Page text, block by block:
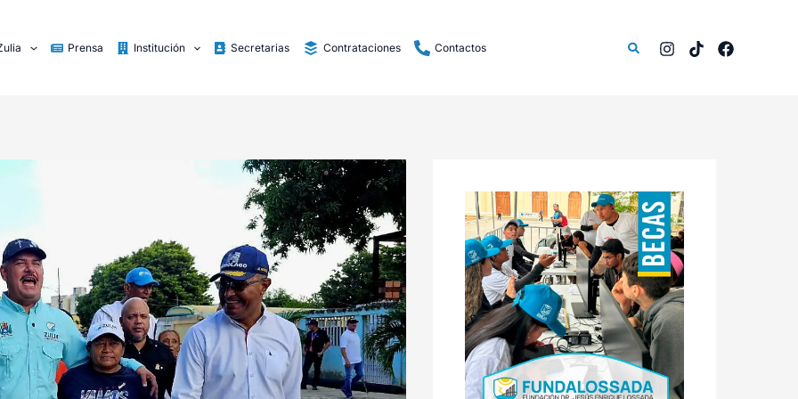
Prensa Institución Secretarias Contrataciones Contactos Buscar